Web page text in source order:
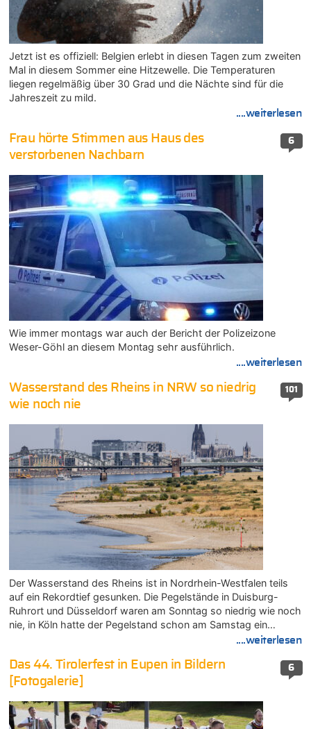
Jetzt ist es offiziell: Belgien erlebt in diesen Tagen zum zweiten
Mal in diesem Sommer eine Hitzewelle. Die Temperaturen
liegen regelmäßig über 30 Grad und die Nächte sind für die
Jahreszeit zu mild.
....weiterlesen
6
Frau hörte Stimmen aus Haus des
verstorbenen Nachbarn
Wie immer montags war auch der Bericht der Polizeizone
Weser-Göhl an diesem Montag sehr ausführlich.
....weiterlesen
101
Wasserstand des Rheins in NRW so niedrig
wie noch nie
Der Wasserstand des Rheins ist in Nordrhein-Westfalen teils
auf ein Rekordtief gesunken. Die Pegelstände in Duisburg-
Ruhrort und Düsseldorf waren am Sonntag so niedrig wie noch
nie, in Köln hatte der Pegelstand schon am Samstag ein…
....weiterlesen
6
Das 44. Tirolerfest in Eupen in Bildern
[Fotogalerie]